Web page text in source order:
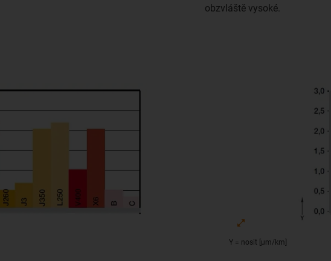
obzvláště vysoké.
Y = nosit [μm/km]